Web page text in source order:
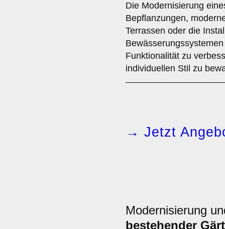
Die Modernisierung
Bepflanzungen,
Terrassen oder die
Funktionalität zu
individuellen Stil zu
→ Jetzt
Modernisierung
bestehender